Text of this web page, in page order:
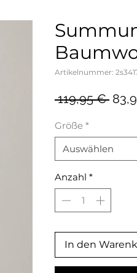
Artikelnummer:
119,95 €
Größe *
Auswählen
Anzahl *
In den